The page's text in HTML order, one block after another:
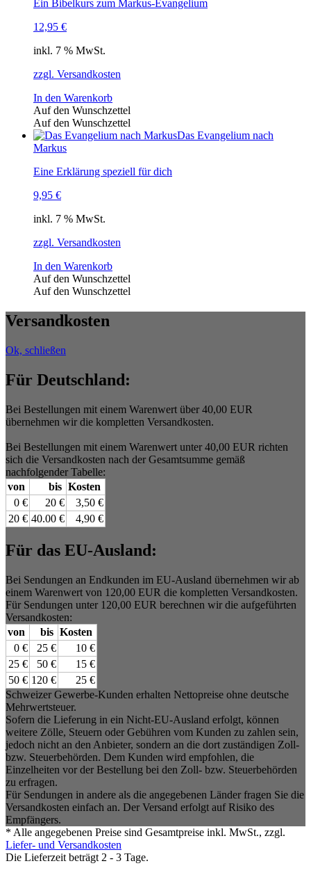
Ein Bibelkurs zum Markus-Evangelium
12,95 €
inkl. 7 % MwSt.
zzgl. Versandkosten
In den Warenkorb
Auf den Wunschzettel
Auf den Wunschzettel
Das Evangelium nach
Markus
Eine Erklärung speziell für dich
9,95 €
inkl. 7 % MwSt.
zzgl. Versandkosten
In den Warenkorb
Auf den Wunschzettel
Auf den Wunschzettel
Versandkosten
Ok, schließen
Für Deutschland:
Bei Bestellungen mit einem Warenwert über 40,00 EUR
übernehmen wir die kompletten Versandkosten.
Bei Bestellungen mit einem Warenwert unter 40,00 EUR richten
sich die Versandkosten nach der Gesamtsumme gemäß
nachfolgender Tabelle:
von
bis Kosten
0 €
20 €
3,50 €
20 € 40.00 € 4,90 €
Für das EU-Ausland:
Bei Sendungen an Endkunden im EU-Ausland übernehmen wir ab
einem Warenwert von 120,00 EUR die kompletten Versandkosten.
Für Sendungen unter 120,00 EUR berechnen wir die aufgeführten
Versandkosten:
von
bis Kosten
0 €
25 €
10 €
25 €
50 €
15 €
50 € 120 €
25 €
Schweizer Gewerbe-Kunden erhalten Nettopreise ohne deutsche
Mehrwertsteuer.
Sofern die Lieferung in ein Nicht-EU-Ausland erfolgt, können
weitere Zölle, Steuern oder Gebühren vom Kunden zu zahlen sein,
jedoch nicht an den Anbieter, sondern an die dort zuständigen Zoll-
bzw. Steuerbehörden. Dem Kunden wird empfohlen, die
Einzelheiten vor der Bestellung bei den Zoll- bzw. Steuerbehörden
zu erfragen.
Für Sendungen in andere als die angegebenen Länder fragen Sie die
Versandkosten einfach an. Der Versand erfolgt auf Risiko des
Empfängers.
* Alle angegebenen Preise sind Gesamtpreise inkl. MwSt., zzgl.
Liefer- und Versandkosten
Die Lieferzeit beträgt 2 - 3 Tage.